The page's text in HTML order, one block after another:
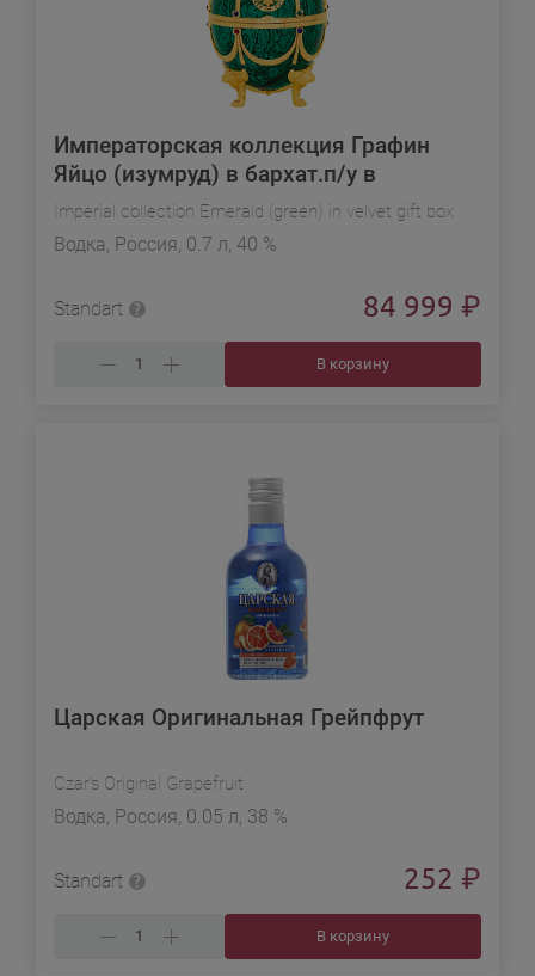
Императорская коллекция Графин
Яйцо (изумруд) в бархат.п/у в
подарочной упаковке
Imperial collection Emerald (green) in velvet gift box
Водка, Россия, 0.7 л, 40 %
Standart 84 999 ₽
В корзину
Царская Оригинальная Грейпфрут
Czar's Original Grapefruit
Водка, Россия, 0.05 л, 38 %
Standart 252 ₽
В корзину